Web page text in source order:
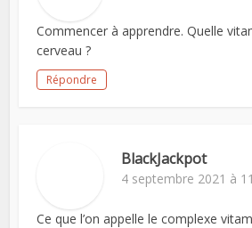
Commencer à apprendre. Quelle
cerveau ?
Répondre
BlackJackpot
4 septembre 2021 à
Ce que l’on appelle le complexe